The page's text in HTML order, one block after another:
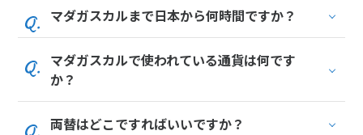
マダガスカルまで日本から何時間ですか？
マダガスカルで使われている通貨は何です
か？
両替はどこですればいいですか？